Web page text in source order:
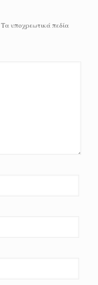
Τα υποχρεωτικά πεδία